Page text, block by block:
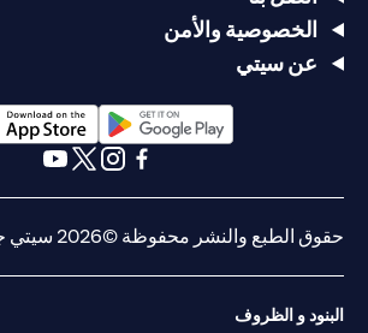
الخصوصية والأمن
عن سيتي
opens in a new tab
a new tab
حقوق الطبع والنشر محفوظة ©2026 سيتي جروب انك.
البنود و الظروف